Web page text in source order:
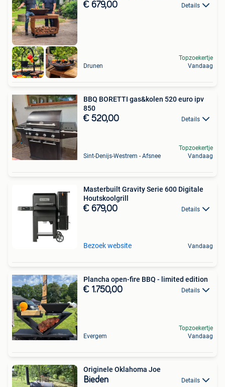
€ 679,00 Details
Drunen
Topzoekertje
Vandaag
BBQ BORETTI gas&kolen 520 euro ipv
850
€ 520,00 Details
Sint-Denijs-Westrem - Afsnee
Topzoekertje
Vandaag
Masterbuilt Gravity Serie 600 Digitale
Houtskoolgrill
€ 679,00 Details
Bezoek website Vandaag
Plancha open-fire BBQ - limited edition
€ 1.750,00 Details
Evergem
Topzoekertje
Vandaag
Originele Oklahoma Joe
Bieden Details